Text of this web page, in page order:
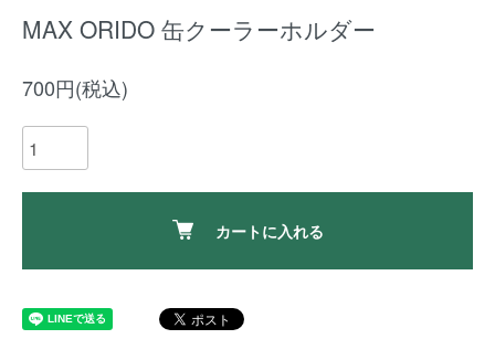
MAX ORIDO 缶クーラーホルダー
700円(税込)
カートに入れる